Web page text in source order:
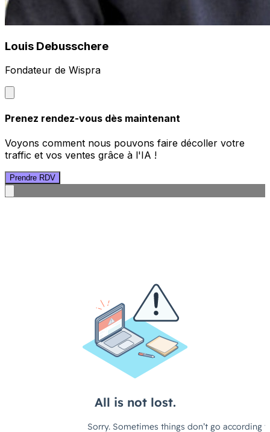
Louis Debusschere
Fondateur de Wispra
Prenez rendez-vous dès maintenant
Voyons comment nous pouvons faire décoller votre
traffic et vos ventes grâce à l'IA !
Prendre RDV